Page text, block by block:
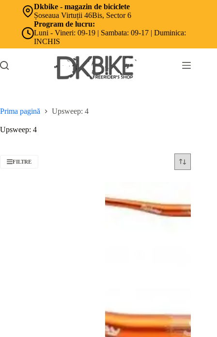
Dkbike - magazin de biciclete
Șoseaua Virtuții 46Bis, Sector 6
Program de lucru:
Luni - Vineri: 09-19 | Sambata: 09-17 | Duminica:
INCHIS
Prima pagină Upsweep: 4
Upsweep: 4
FILTRE